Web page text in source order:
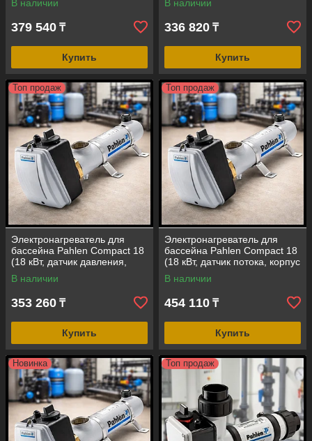
316)
В наличии
379 540 ₸
Купить
В наличии
336 820 ₸
Купить
Топ продаж
Электронагреватель для
бассейна Pahlen Compact 18
(18 кВт, датчик давления,
корпус-нержавеющая сталь
AISI-316)
В наличии
353 260 ₸
Купить
Топ продаж
Электронагреватель для
бассейна Pahlen Compact 18
(18 кВт, датчик потока, корпус
- нержавеющая сталь AISI-
316)
В наличии
454 110 ₸
Купить
Новинка Топ продаж